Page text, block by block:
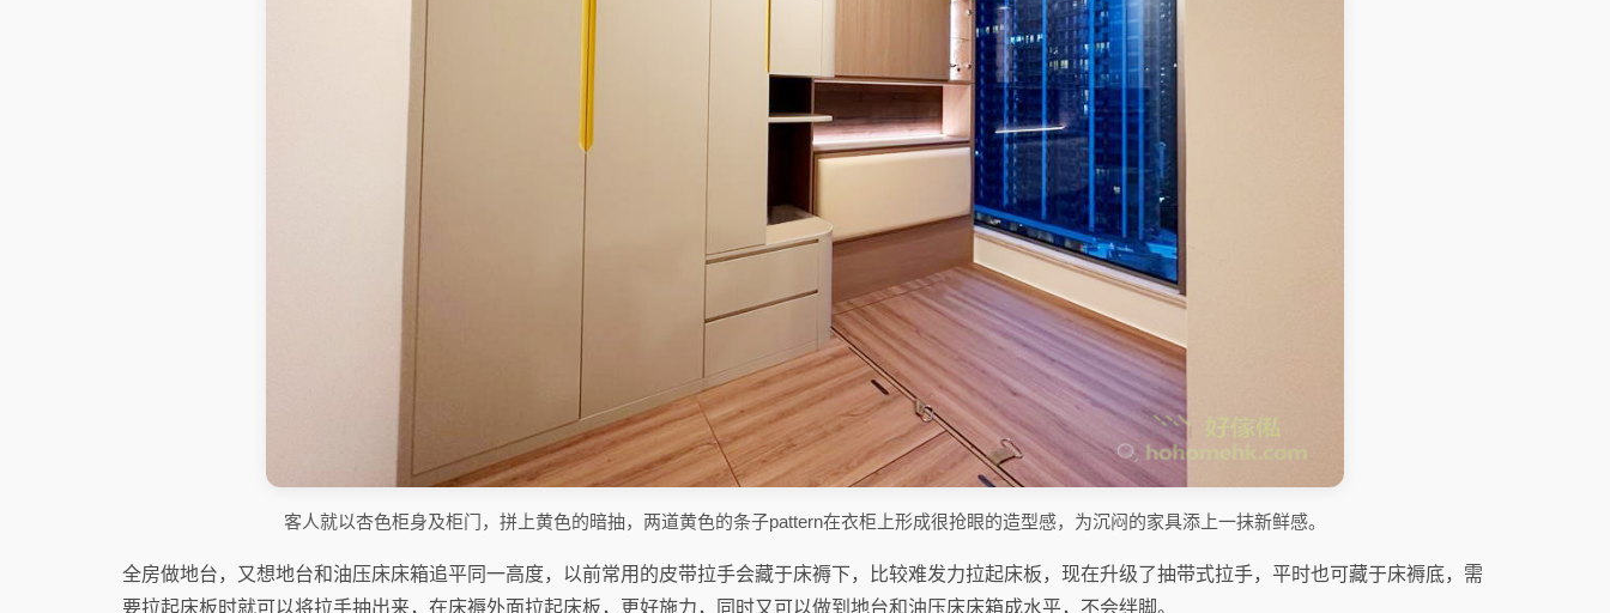
客人就以杏色柜身及柜门，拼上黄色的暗抽，两道黄色的条子pattern在衣柜上形成很抢眼的造型感，为沉闷的家具添上一抹新鲜感。
全房做地台，又想地台和油压床床箱追平同一高度，以前常用的皮带拉手会藏于床褥下，比较难发力拉起床板，现在升级了抽带式拉手，平时也可藏于床褥底，需
要拉起床板时就可以将拉手抽出来，在床褥外面拉起床板，更好施力，同时又可以做到地台和油压床床箱成水平，不会绊脚。